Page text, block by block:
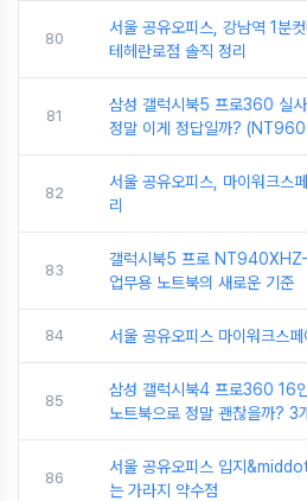
80
서울 공유오피스, 강남역 1분
테헤란로점 솔직 정리
81
삼성 갤럭시북5 프로360 실
정말 이게 정답일까?
82
서울 공유오피스, 마이워크스
리
83
갤럭시북5 프로
업무용 노트북의 새로운 기준
84 서울 공유오피스 마이워크스
85
삼성 갤럭시북4 프로360 16
노트북으로 정말 괜찮을까? 3
86
서울 공유오피스 입지
는 가라지 약수점